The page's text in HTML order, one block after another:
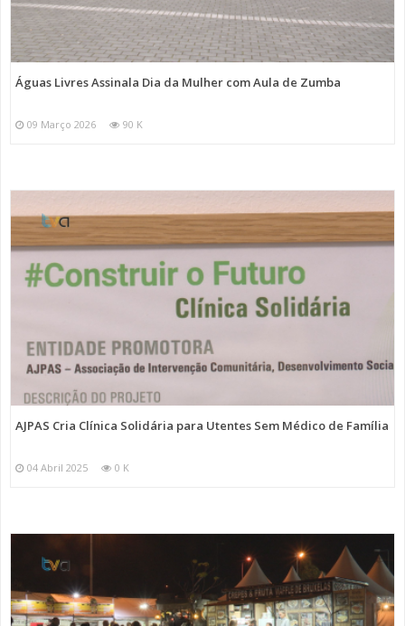
Águas Livres Assinala Dia da Mulher com Aula de Zumba
09 Março 2026 90 K
AJPAS Cria Clínica Solidária para Utentes Sem Médico de Família
04 Abril 2025 0 K